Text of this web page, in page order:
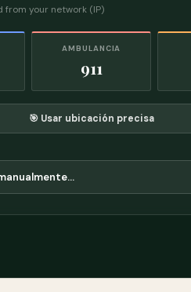
from your network (IP)
AMBULANCIA
911
🎯 Usar ubicación precisa